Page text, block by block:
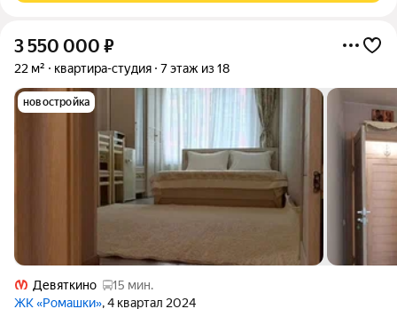
3 550 000 ₽
22 м² квартира-студия 7 этаж из 18
новостройка
Девяткино
15 мин.
ЖК «Ромашки», 4 квартал 2024